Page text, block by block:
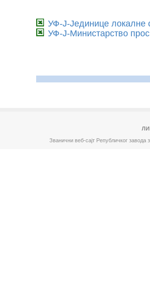
УФ-Ј-Јединице локалне
УФ-Ј-Министарство
Званични веб-сајт Републичког